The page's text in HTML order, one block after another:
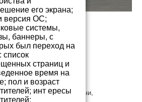
до 18-00
на-Дону, Пятигорск, Сочи,
его экрана;
версия ОС;
системы,
баннеры, с
был переход на
список
страниц и
время на
пол и возраст
инт ересы